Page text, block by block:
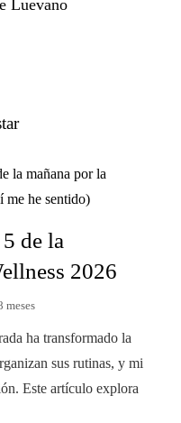
Luevano
de la
2026
meses
ha transformado la
sus rutinas, y mi
Este artículo explora